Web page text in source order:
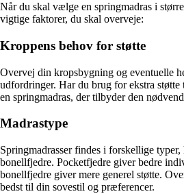
Når du skal vælge en springmadras i
vigtige faktorer, du skal overveje:
Kroppens behov for støtte
Overvej din kropsbygning og eventuelle
udfordringer. Har du brug for ekstra
en springmadras, der tilbyder den
Madrastype
Springmadrasser findes i forskellige
bonellfjedre. Pocketfjedre giver bedre
bonellfjedre giver mere generel støtte.
bedst til din sovestil og præferencer.